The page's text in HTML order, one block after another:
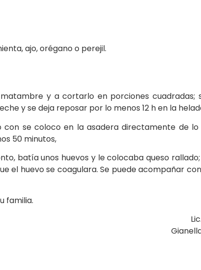
ajo, orégano o perejil.
y a cortarlo en porciones cuadradas;
y se deja reposar por lo menos 12 h en la
con se coloco en la asadera directamente de
50 minutos,
batía unos huevos y le colocaba queso
el huevo se coagulara. Se puede acompañar
familia.